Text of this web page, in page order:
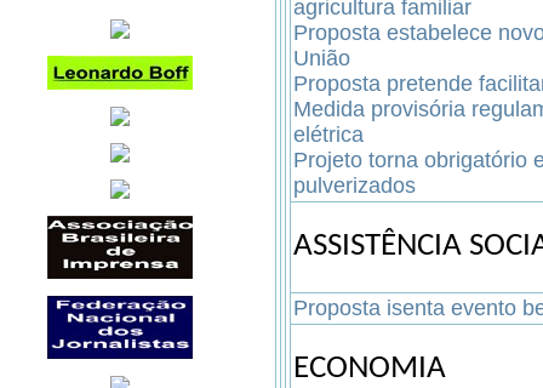
agricultura familiar
Proposta estabelece
União
Proposta pretende
Medida provisória
elétrica
Projeto torna obrigatório
pulverizados
ASSISTÊNCIA
Proposta isenta evento
ECONOMIA